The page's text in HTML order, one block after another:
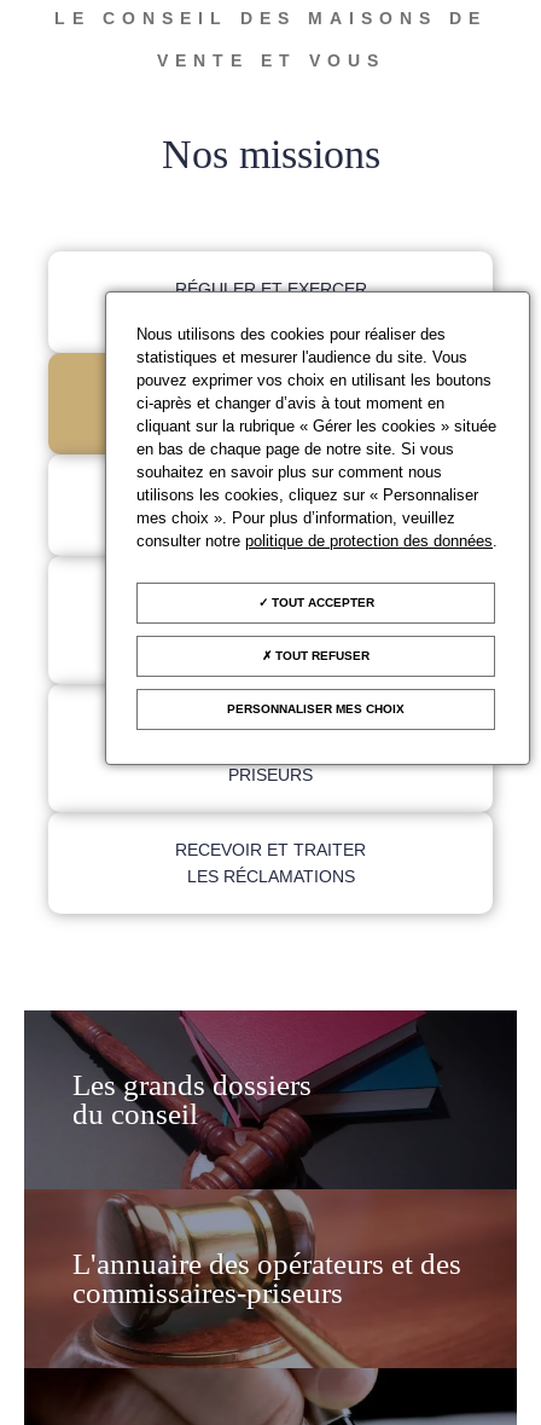
LE CONSEIL DES MAISONS DE
VENTE ET VOUS
Nos missions
RÉGULER ET EXERCER
RÉPONDRE À VOS
QUESTIONS
PROMOUVOIR LES
BONNES PRATIQUES
DES ENCHÈRES ET LE
MARCHÉ DE L'ART
PRISEURS
RECEVOIR ET TRAITER
LES RÉCLAMATIONS
Les grands dossiers
du conseil
L'annuaire des opérateurs et des
commissaires-priseurs
Nous utilisons des cookies pour réaliser des
statistiques et mesurer l'audience du site. Vous
pouvez exprimer vos choix en utilisant les boutons
ci-après et changer d’avis à tout moment en
cliquant sur la rubrique « Gérer les cookies » située
en bas de chaque page de notre site. Si vous
souhaitez en savoir plus sur comment nous
utilisons les cookies, cliquez sur « Personnaliser
mes choix ». Pour plus d’information, veuillez
consulter notrepolitique de protection des données
TOUT ACCEPTER
TOUT REFUSER
PERSONNALISER MES CHOIX